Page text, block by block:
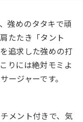
強めのタタキで頑
たたき「タント
追求した強めの打
りには絶対モミよ
ージャーです。
メント付きで、気